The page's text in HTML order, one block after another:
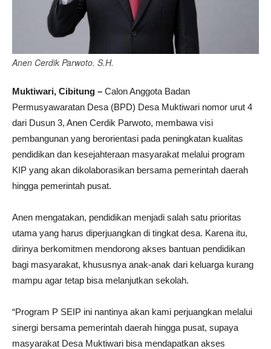
Anen Cerdik Parwoto. S.H.
Muktiwari, Cibitung – Calon Anggota Badan
Permusyawaratan Desa (BPD) Desa Muktiwari nomor urut 4
dari Dusun 3, Anen Cerdik Parwoto, membawa visi
pembangunan yang berorientasi pada peningkatan kualitas
pendidikan dan kesejahteraan masyarakat melalui program
KIP yang akan dikolaborasikan bersama pemerintah daerah
hingga pemerintah pusat.
Anen mengatakan, pendidikan menjadi salah satu prioritas
utama yang harus diperjuangkan di tingkat desa. Karena itu,
dirinya berkomitmen mendorong akses bantuan pendidikan
bagi masyarakat, khususnya anak-anak dari keluarga kurang
mampu agar tetap bisa melanjutkan sekolah.
“Program P SEIP ini nantinya akan kami perjuangkan melalui
sinergi bersama pemerintah daerah hingga pusat, supaya
masyarakat Desa Muktiwari bisa mendapatkan akses